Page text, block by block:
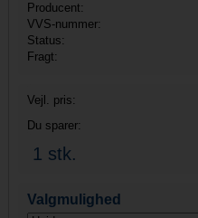
Producent:
VVS-nummer:
Status:
Fragt:
Vejl. pris:
Du sparer:
1 stk.
Valgmulighed